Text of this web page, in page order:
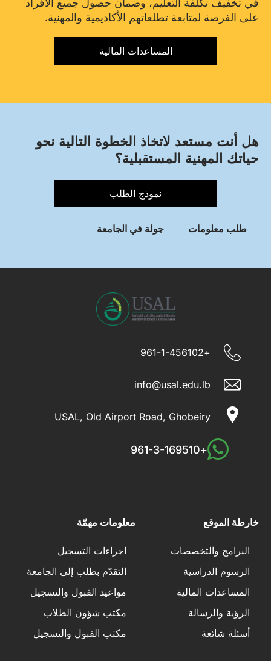
في تخفيف تكلفة التعليم، وضمان حصول جميع الأفراد
على الفرصة لمتابعة تطلعاتهم الأكاديمية والمهنية.
المساعدات المالية
هل أنت مستعد لاتخاذ الخطوة التالية نحو
حياتك المهنية المستقبلية؟
نموذج الطلب
طلب معلومات جولة في الجامعة
+961-1-456102
info@usal.edu.lb
USAL, Old Airport Road, Ghobeiry
+961-3-169510
خارطة الموقع
البرامج والتخصصات
الرسوم الدراسية
المساعدات المالية
الرؤية والرسالة
أسئلة شائعة
معلومات مهمّة
اجراءات التسجيل
التقدّم بطلب إلى الجامعة
مواعيد القبول والتسجيل
مكتب شؤون الطلاب
مكتب القبول والتسجيل